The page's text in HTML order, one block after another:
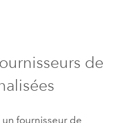
de
fournisseur de